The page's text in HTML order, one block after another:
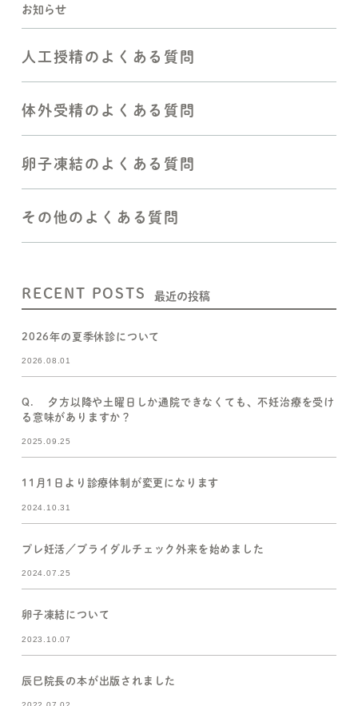
お知らせ
人工授精のよくある質問
体外受精のよくある質問
卵子凍結のよくある質問
その他のよくある質問
RECENT POSTS 最近の投稿
2026年の夏季休診について
2026.08.01
Q. 夕方以降や土曜日しか通院できなくても、不妊治療を受け
る意味がありますか？
2025.09.25
11月1日より診療体制が変更になります
2024.10.31
プレ妊活／ブライダルチェック外来を始めました
2024.07.25
卵子凍結について
2023.10.07
辰巳院長の本が出版されました